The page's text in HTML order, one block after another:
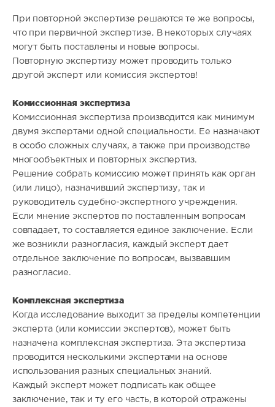
При повторной экспертизе решаются те же вопросы,
что при первичной экспертизе. В некоторых случаях
могут быть поставлены и новые вопросы.
Повторную экспертизу может проводить только
другой эксперт или комиссия экспертов!
Комиссионная экспертиза
Комиссионная экспертиза производится как минимум
двумя экспертами одной специальности. Ее назначают
в особо сложных случаях, а также при производстве
многообъектных и повторных экспертиз.
Решение собрать комиссию может принять как орган
(или лицо), назначивший экспертизу, так и
руководитель судебно-экспертного учреждения.
Если мнение экспертов по поставленным вопросам
совпадает, то составляется единое заключение. Если
же возникли разногласия, каждый эксперт дает
отдельное заключение по вопросам, вызвавшим
разногласие.
Комплексная экспертиза
Когда исследование выходит за пределы компетенции
эксперта (или комиссии экспертов), может быть
назначена комплексная экспертиза. Эта экспертиза
проводится несколькими экспертами на основе
использования разных специальных знаний.
Каждый эксперт может подписать как общее
заключение, так и ту его часть, в которой отражены